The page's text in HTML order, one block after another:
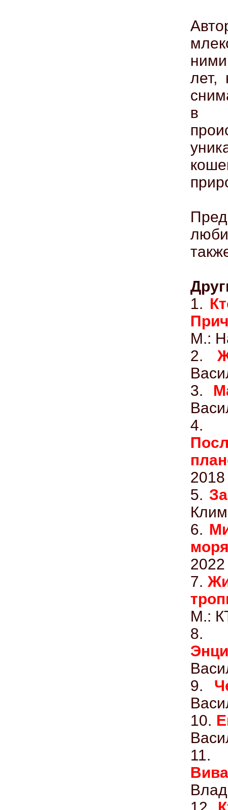
лет,
в
1.
М.:
2.
3.
2018
5.
6.
2022
7.
М.:
9.
10.
11.